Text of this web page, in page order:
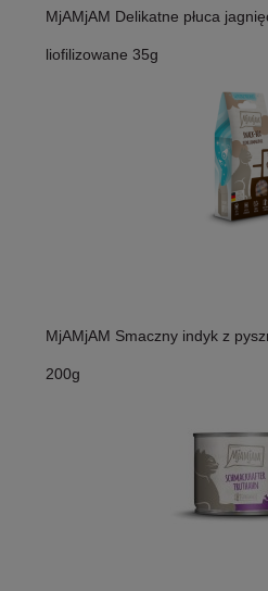
MjAMjAM Delikatne płuca
liofilizowane 35g
MjAMjAM Smaczny indyk z
200g